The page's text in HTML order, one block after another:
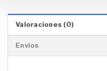
Valoraciones (0)
Envíos